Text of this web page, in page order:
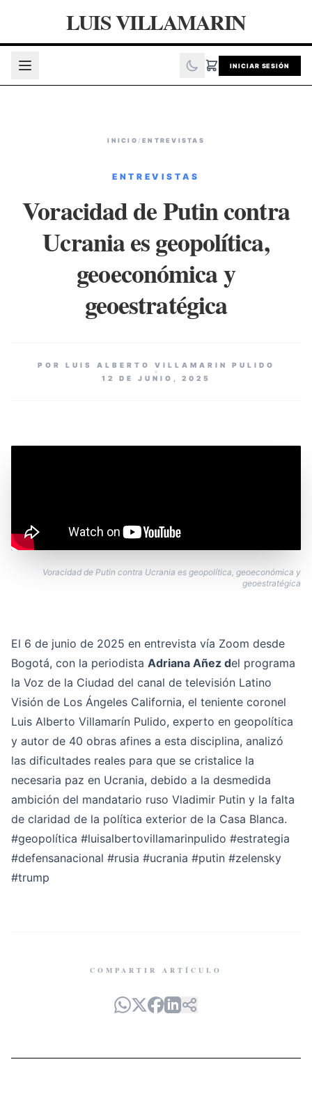
LUIS VILLAMARIN
INICIAR SESIÓN
INICIO / ENTREVISTAS
ENTREVISTAS
Voracidad de Putin contra
Ucrania es geopolítica,
geoeconómica y
geoestratégica
POR LUIS ALBERTO VILLAMARIN PULIDO
12 DE JUNIO, 2025
Voracidad de Putin contra Ucrania es geopolítica, geoeconómica y
geoestratégica
El 6 de junio de 2025 en entrevista vía Zoom desde
Bogotá, con la periodista Adriana Añez del programa
la Voz de la Ciudad del canal de televisión Latino
Visión de Los Ángeles California, el teniente coronel
Luis Alberto Villamarín Pulido, experto en geopolítica
y autor de 40 obras afines a esta disciplina, analizó
las dificultades reales para que se cristalice la
necesaria paz en Ucrania, debido a la desmedida
ambición del mandatario ruso Vladimir Putin y la falta
de claridad de la política exterior de la Casa Blanca.
#geopolítica #luisalbertovillamarinpulido #estrategia
#defensanacional #rusia #ucrania #putin #zelensky
#trump
COMPARTIR ARTÍCULO